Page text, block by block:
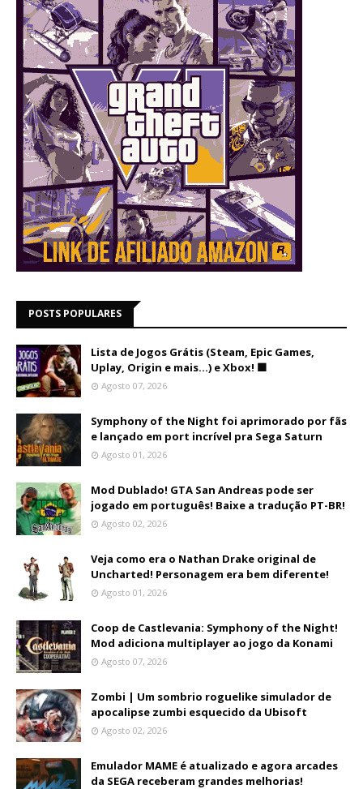
POSTS POPULARES
Lista de Jogos Grátis (Steam, Epic Games,
Uplay, Origin e mais...) e Xbox! 🟩
Agosto 07, 2026
Symphony of the Night foi aprimorado por fãs
e lançado em port incrível pra Sega Saturn
Agosto 01, 2026
Mod Dublado! GTA San Andreas pode ser
jogado em português! Baixe a tradução PT-BR!
Agosto 02, 2026
Veja como era o Nathan Drake original de
Uncharted! Personagem era bem diferente!
Agosto 01, 2026
Coop de Castlevania: Symphony of the Night!
Mod adiciona multiplayer ao jogo da Konami
Agosto 07, 2026
Zombi | Um sombrio roguelike simulador de
apocalipse zumbi esquecido da Ubisoft
Agosto 02, 2026
Emulador MAME é atualizado e agora arcades
da SEGA receberam grandes melhorias!